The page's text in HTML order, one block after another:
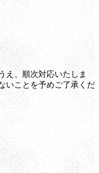
え、順次対応いたしま
いことを予めご了承くだ